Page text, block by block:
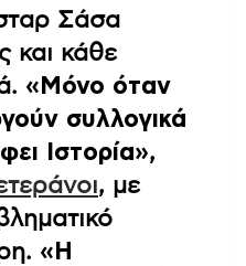
Σάσα
και κάθε
«Μόνο όταν
συλλογικά
Ιστορία»,
, με
«Η